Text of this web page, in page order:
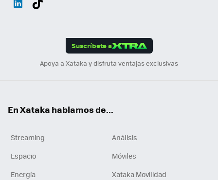
Suscríbete a
Apoya a Xataka y disfruta ventajas exclusivas
En Xataka hablamos de...
Streaming
Análisis
Espacio
Móviles
Energía
Xataka Movilidad